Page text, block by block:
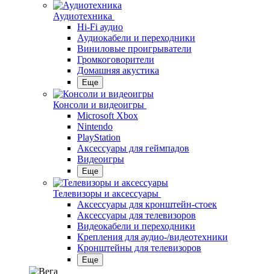
Аудиотехника
Hi-Fi аудио
Аудиокабели и переходники
Виниловые проигрыватели
Громкоговорители
Домашняя акустика
Еще
Консоли и видеоигры
Microsoft Xbox
Nintendo
PlayStation
Аксессуары для геймпадов
Видеоигры
Еще
Телевизоры и аксессуары
Аксессуары для кронштейн-стоек
Аксессуары для телевизоров
Видеокабели и переходники
Крепления для аудио-/видеотехники
Кронштейны для телевизоров
Еще